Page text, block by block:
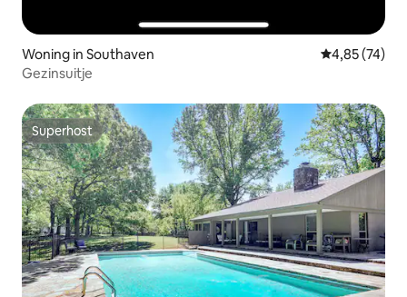
Woning in Southaven Gemiddelde
4,85 (74)
Gezinsuitje
Superhost
Superhost